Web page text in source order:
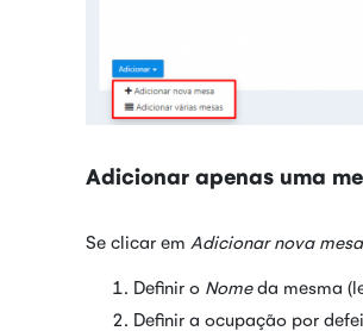
Adicionar apenas uma
Se clicar em Adicionar nova mesa
Definir o Nomeda mesma
Definir a ocupação por